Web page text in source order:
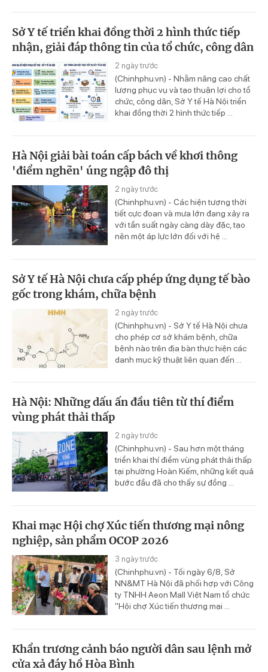
Sở Y tế triển khai đồng thời 2 hình thức tiếp
nhận, giải đáp thông tin của tổ chức, công dân
2 ngày trước
(Chinhphu.vn) - Nhằm nâng cao chất
lượng phục vụ và tạo thuận lợi cho tổ
chức, công dân, Sở Y tế Hà Nội triển
khai đồng thời 2 hình thức tiếp ...
Hà Nội giải bài toán cấp bách về khơi thông
'điểm nghẽn' úng ngập đô thị
2 ngày trước
(Chinhphu.vn) - Các hiện tượng thời
tiết cực đoan và mưa lớn đang xảy ra
với tần suất ngày càng dày đặc, tạo
nên một áp lực lớn đối với hệ ...
Sở Y tế Hà Nội chưa cấp phép ứng dụng tế bào
gốc trong khám, chữa bệnh
2 ngày trước
(Chinhphu.vn) - Sở Y tế Hà Nội chưa
cho phép cơ sở khám bệnh, chữa
bệnh nào trên địa bàn thực hiện các
danh mục kỹ thuật liên quan đến ...
Hà Nội: Những dấu ấn đầu tiên từ thí điểm
vùng phát thải thấp
2 ngày trước
(Chinhphu.vn) - Sau hơn một tháng
triển khai thí điểm vùng phát thải thấp
tại phường Hoàn Kiếm, những kết quả
bước đầu đã cho thấy sự đồng ...
Khai mạc Hội chợ Xúc tiến thương mại nông
nghiệp, sản phẩm OCOP 2026
3 ngày trước
(Chinhphu.vn) - Tối ngày 6/8, Sở
NN&MT Hà Nội đã phối hợp với Công
ty TNHH Aeon Mall Việt Nam tổ chức
"Hội chợ Xúc tiến thương mại ...
Khẩn trương cảnh báo người dân sau lệnh mở
cửa xả đáy hồ Hòa Bình